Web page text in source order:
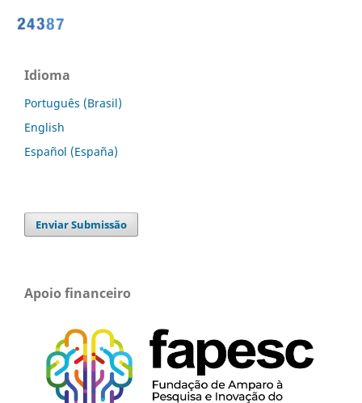
Idioma
Português (Brasil)
English
Español (España)
Enviar Submissão
Apoio financeiro